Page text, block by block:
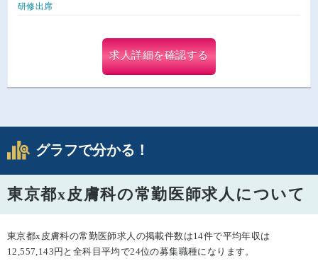
研修出席
求人詳細を確認する
グラフで分かる！
東京都x皮膚科の常勤医師求人について
東京都x皮膚科の常勤医師求人の掲載件数は14件で平均年収は
12,557,143円と全科目平均で24位の募集職種になります。